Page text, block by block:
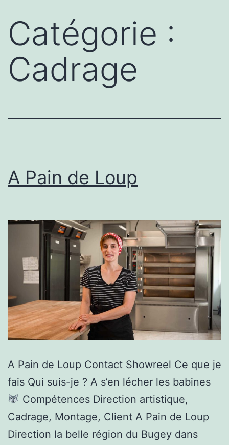
au
contenu
Catégorie :
Cadrage
A Pain de Loup
A Pain de Loup Contact Showreel Ce que je
fais Qui suis-je ? A s’en lécher les babines
Compétences Direction artistique,
Cadrage, Montage, Client A Pain de Loup
Direction la belle région du Bugey dans